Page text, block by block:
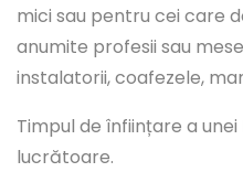
mici sau pentru cei care
anumite profesii sau
instalatorii, coafezele,
Timpul de înființare a unei
lucrătoare.